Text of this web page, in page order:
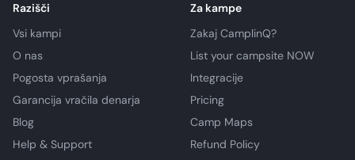
Razišči
Vsi kampi
O nas
Pogosta vprašanja
Garancija vračila denarja
Blog
Help & Support
Za kampe
Zakaj CamplinQ?
List your campsite NOW
Integracije
Pricing
Camp Maps
Refund Policy